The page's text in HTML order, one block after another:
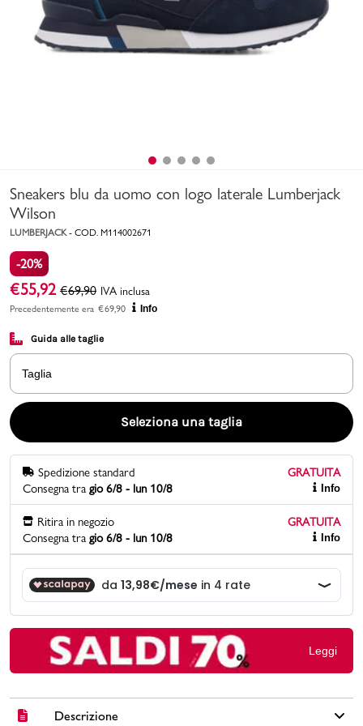
Uomo
Marchi
Promo & News
contatti
Gift card
Sneakers blu da uomo con logo laterale Lumberjack
Wilson
LUMBERJACK - COD. M114002671
-20%
€55,92 €69,90 IVA inclusa
Precedentemente era €69,90 Info
Guida alle taglie
Taglia
Seleziona una taglia
Spedizione standard
GRATUITA
Consegna tra gio 6/8 - lun 10/8 Info
Ritira in negozio
GRATUITA
Consegna tra gio 6/8 - lun 10/8 Info
Leggi
Descrizione